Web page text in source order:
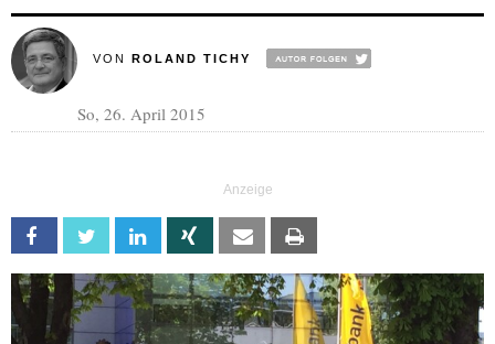
VON ROLAND TICHY
So, 26. April 2015
Facebook Twitter Linkedin Xing Email